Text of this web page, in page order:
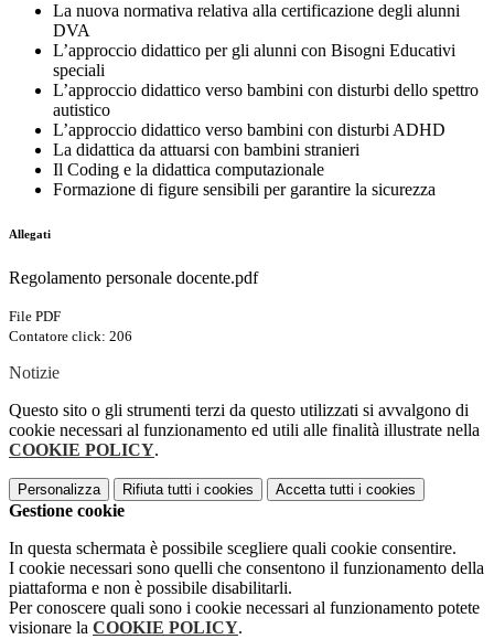
La nuova normativa relativa alla certificazione degli alunni
DVA
L’approccio didattico per gli alunni con Bisogni Educativi
speciali
L’approccio didattico verso bambini con disturbi dello spettro
autistico
L’approccio didattico verso bambini con disturbi ADHD
La didattica da attuarsi con bambini stranieri
Il Coding e la didattica computazionale
Formazione di figure sensibili per garantire la sicurezza
Allegati
Regolamento personale docente.pdf
File PDF
Contatore click: 206
Notizie
Questo sito o gli strumenti terzi da questo utilizzati si avvalgono di
cookie necessari al funzionamento ed utili alle finalità illustrate nella
COOKIE POLICY.
Personalizza Rifiuta tutti i cookies Accetta tutti i cookies
Gestione cookie
In questa schermata è possibile scegliere quali cookie consentire.
I cookie necessari sono quelli che consentono il funzionamento della
piattaforma e non è possibile disabilitarli.
Per conoscere quali sono i cookie necessari al funzionamento potete
visionare la COOKIE POLICY.